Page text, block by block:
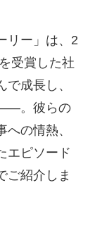
リー」は、2
受賞した社
成長し、
。彼らの
の情熱、
エピソード
ご紹介しま